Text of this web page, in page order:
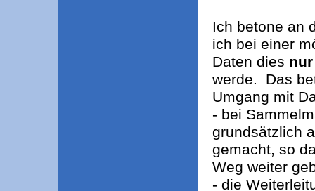
Ich betone an
ich bei einer
Daten dies
werde. Das
Umgang mit
- bei
grundsätzlich
gemacht, so
Weg weiter
- die